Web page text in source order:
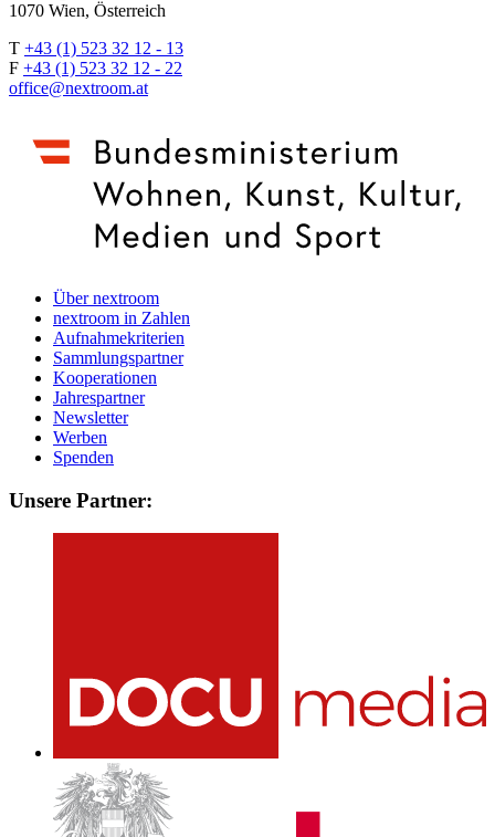
1070 Wien, Österreich
T +43 (1) 523 32 12 - 13
F +43 (1) 523 32 12 - 22
office@nextroom.at
Über nextroom
nextroom in Zahlen
Aufnahmekriterien
Sammlungspartner
Kooperationen
Jahrespartner
Newsletter
Werben
Spenden
Unsere Partner: